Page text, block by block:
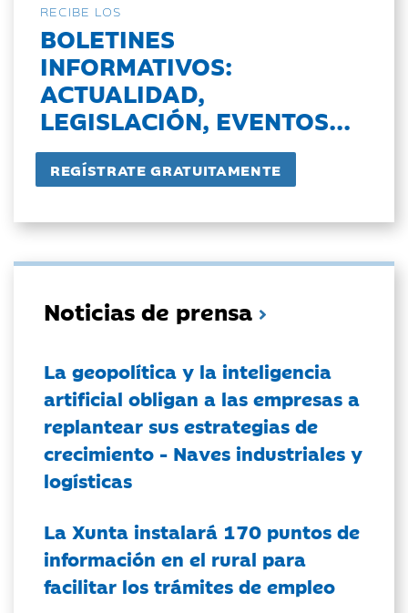
RECIBE LOS
BOLETINES
INFORMATIVOS:
ACTUALIDAD,
LEGISLACIÓN, EVENTOS...
Noticias de prensa
La geopolítica y la inteligencia
artificial obligan a las empresas a
replantear sus estrategias de
crecimiento - Naves industriales y
logísticas
La Xunta instalará 170 puntos de
información en el rural para
facilitar los trámites de empleo